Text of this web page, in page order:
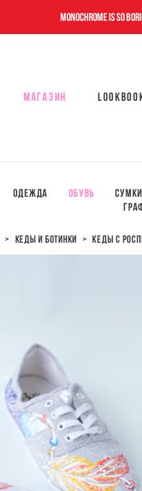
Monochrome is so
МАГАЗИН
Одежда Обувь
> кеды и ботинки > кеды с